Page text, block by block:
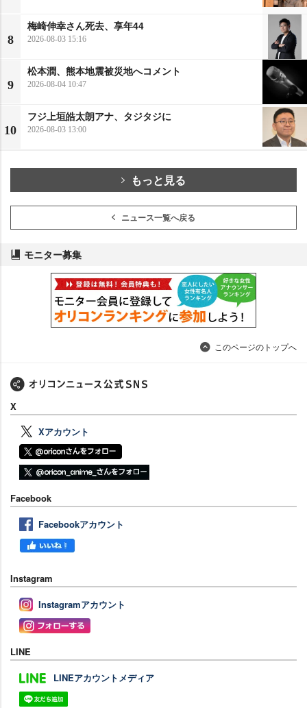
8
梅崎伸幸さん死去、享年44
2026-08-03 15:16
9
松本潤、熊本地震被災地へコメント
2026-08-04 10:47
10
フジ上垣皓太朗アナ、タジタジに
2026-08-03 13:00
もっと見る
ニュース一覧へ戻る
モニター募集
このページのトップへ
X
Xアカウント
Facebook
Facebookアカウント
Instagram
Instagramアカウント
LINE
LINEアカウントメディア